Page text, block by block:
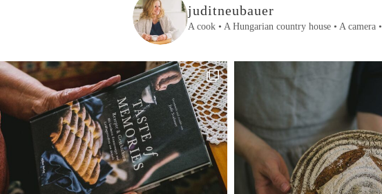
juditneubauer
A cook • A Hungarian country house • A camera •